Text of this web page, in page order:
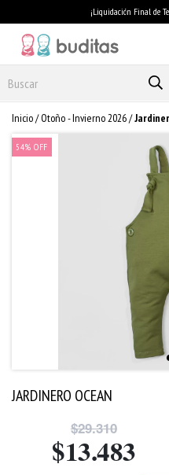
¡Liquidación Final de
Inicio/ Otoño - Invierno 2026/
54% OFF
JARDINERO OCEAN
$29.310
$13.483